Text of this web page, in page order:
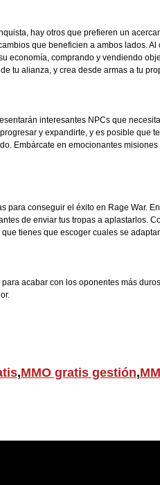
hay otros que prefieren un
que beneficien a ambos lados.
economía, comprando y vendiendo
tu alianza, y crea desde armas a tu
interesantes NPCs que
y expandirte, y es posible que
Embárcate en emocionantes
para conseguir el éxito en Rage War.
de enviar tus tropas a aplastarlos.
tienes que escoger cuales se
acabar con los oponentes más
,MMO gratis gestión,